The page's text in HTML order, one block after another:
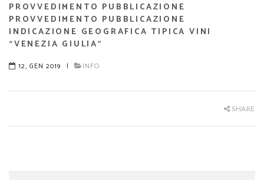
PROVVEDIMENTO PUBBLICAZIONE
PROVVEDIMENTO PUBBLICAZIONE
INDICAZIONE GEOGRAFICA TIPICA VINI
“VENEZIA GIULIA”
12, GEN 2019 | INFO
SHARE